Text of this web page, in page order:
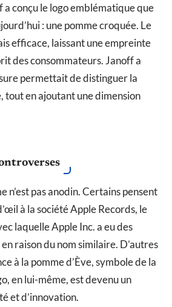
a conçu le logo emblématique que
: une pomme croquée. Le
efficace, laissant une empreinte
des consommateurs. Janoff a
permettait de distinguer la
tout en ajoutant une dimension
n’est pas anodin. Certains pensent
à la société Apple Records, le
laquelle Apple Inc. a eu des
raison du nom similaire. D’autres
à la pomme d’Ève, symbole de la
en lui-même, est devenu un
et d’innovation.